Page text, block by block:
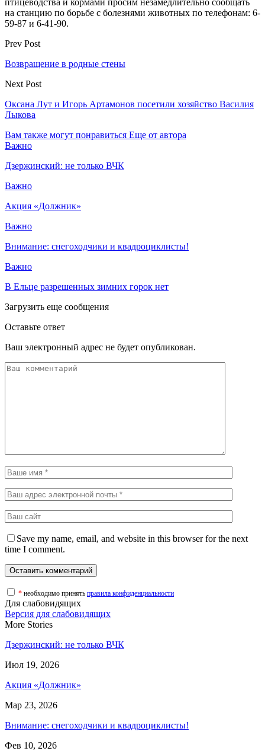
на станцию по борьбе с болезнями животных по телефонам: 6-
59-87 и 6-41-90.
Prev Post
Возвращение в родные стены
Next Post
Оксана Лут и Игорь Артамонов посетили хозяйство Василия
Лыкова
Вам также могут понравиться Еще от автора
Важно
Дзержинский: не только ВЧК
Важно
Акция «Должник»
Важно
Внимание: снегоходчики и квадроциклисты!
Важно
В Ельце разрешенных зимних горок нет
Загрузить еще сообщения
Оставьте ответ
Ваш электронный адрес не будет опубликован.
Save my name, email, and website in this browser for the next
time I comment.
* необходимо принять правила конфиденциальности
Для слабовидящих
Версия для слабовидящих
More Stories
Дзержинский: не только ВЧК
Июл 19, 2026
Акция «Должник»
Мар 23, 2026
Внимание: снегоходчики и квадроциклисты!
Фев 10, 2026